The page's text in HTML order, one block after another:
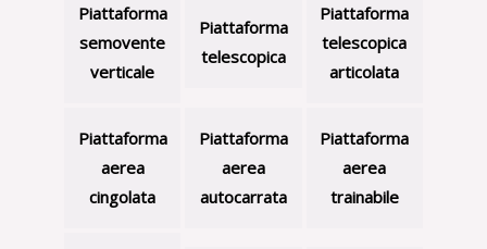
Piattaforma
semovente
verticale
Piattaforma
telescopica
Piattaforma
telescopica
articolata
Piattaforma
aerea
cingolata
Piattaforma
aerea
autocarrata
Piattaforma
aerea
trainabile